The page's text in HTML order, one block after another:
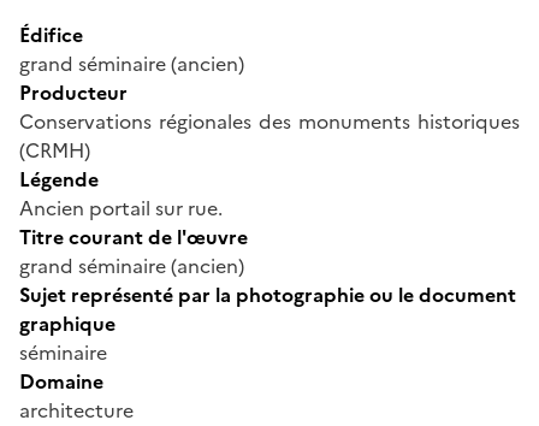
Édifice
grand séminaire (ancien)
Producteur
Conservations régionales des monuments historiques
(CRMH)
Légende
Ancien portail sur rue.
Titre courant de l'œuvre
grand séminaire (ancien)
Sujet représenté par la photographie ou le document
graphique
séminaire
Domaine
architecture